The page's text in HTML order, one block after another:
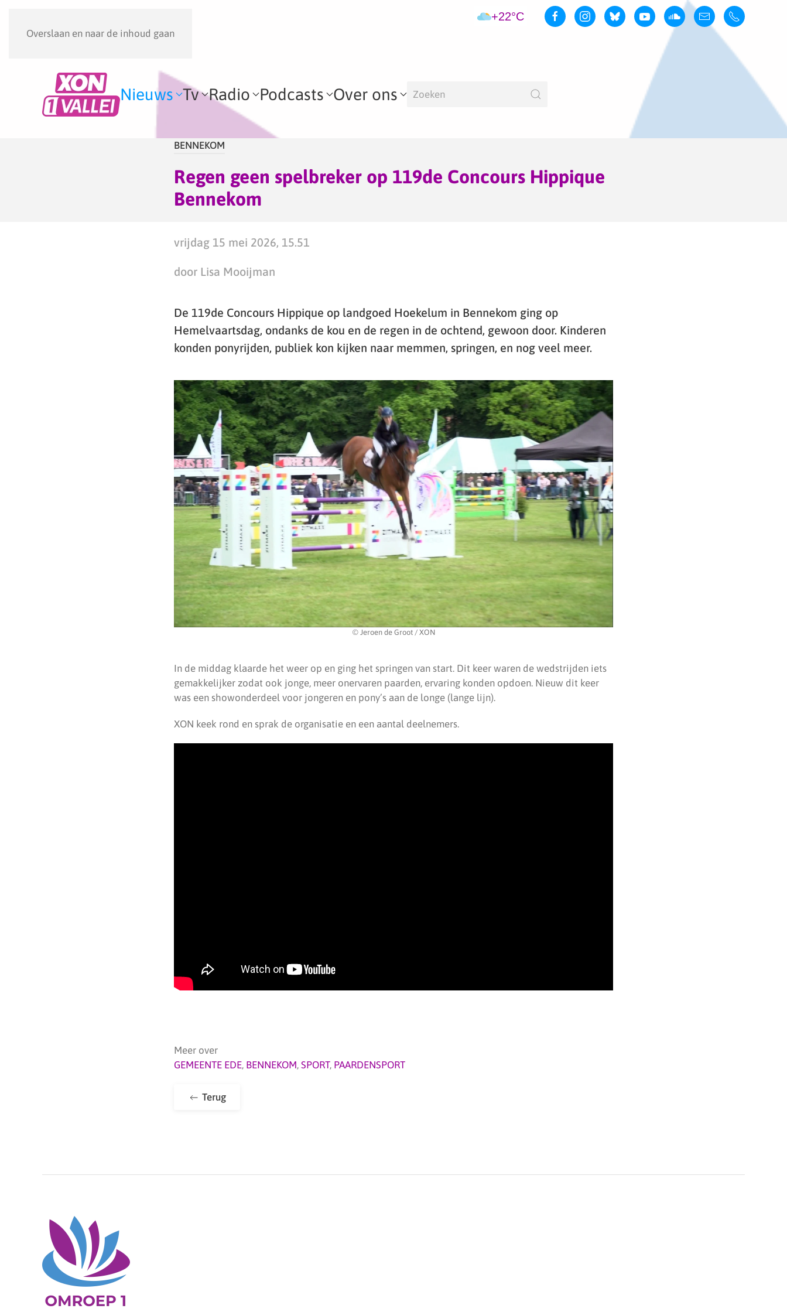
Overslaan en naar de inhoud gaan
+22°C
Nieuws Tv Radio Podcasts Over ons
BENNEKOM
Regen geen spelbreker op 119de Concours Hippique
Bennekom
vrijdag 15 mei 2026, 15.51
door Lisa Mooijman
De 119de Concours Hippique op landgoed Hoekelum in Bennekom ging op
Hemelvaartsdag, ondanks de kou en de regen in de ochtend, gewoon door. Kinderen
konden ponyrijden, publiek kon kijken naar memmen, springen, en nog veel meer.
© Jeroen de Groot / XON
In de middag klaarde het weer op en ging het springen van start. Dit keer waren de wedstrijden iets
gemakkelijker zodat ook jonge, meer onervaren paarden, ervaring konden opdoen. Nieuw dit keer
was een showonderdeel voor jongeren en pony’s aan de longe (lange lijn).
XON keek rond en sprak de organisatie en een aantal deelnemers.
Meer over
GEMEENTE EDE, BENNEKOM, SPORT, PAARDENSPORT
Terug